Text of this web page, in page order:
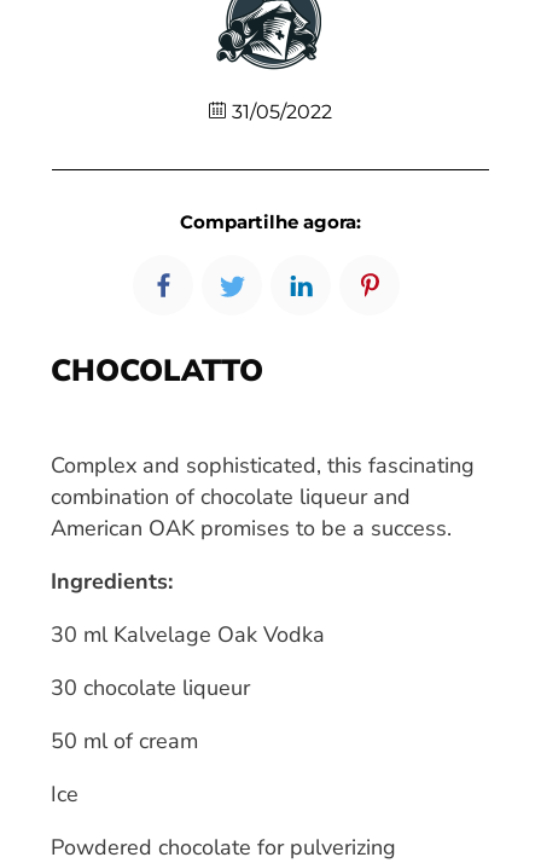
31/05/2022
Compartilhe agora:
CHOCOLATTO
Complex and sophisticated, this fascinating
combination of chocolate liqueur and
American OAK promises to be a success.
Ingredients:
30 ml Kalvelage Oak Vodka
30 chocolate liqueur
50 ml of cream
Ice
Powdered chocolate for pulverizing